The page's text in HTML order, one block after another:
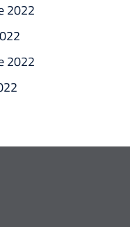
2022
2022